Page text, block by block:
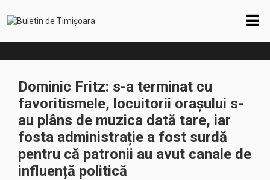
Dominic Fritz: s-a terminat cu
favoritismele, locuitorii orașului s-
au plâns de muzica dată tare, iar
fosta administrație a fost surdă
pentru că patronii au avut canale de
influență politică